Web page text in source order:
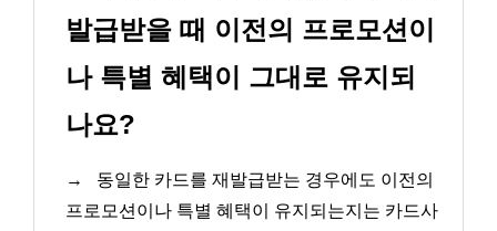
발급받을 때 이전의 프로모션이
나 특별 혜택이 그대로 유지되
나요?
→
동일한 카드를 재발급받는 경우에도 이전의
프로모션이나 특별 혜택이 유지되는지는 카드사